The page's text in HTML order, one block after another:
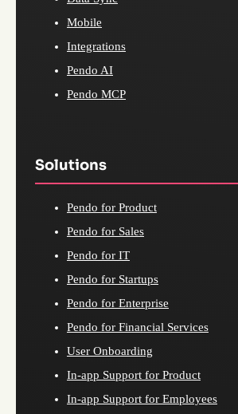
Mobile
Integrations
Pendo AI
Pendo MCP
Solutions
Pendo for Product
Pendo for Sales
Pendo for IT
Pendo for Startups
Pendo for Enterprise
Pendo for Financial Services
User Onboarding
In-app Support for Product
In-app Support for Employees